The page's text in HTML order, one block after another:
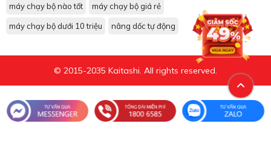
máy chạy bộ nào tốt máy chạy bộ giá rẻ
máy chạy bộ dưới 10 triệu nâng dốc tự động
© 2015-2035 Kaitashi. All rights reserved.